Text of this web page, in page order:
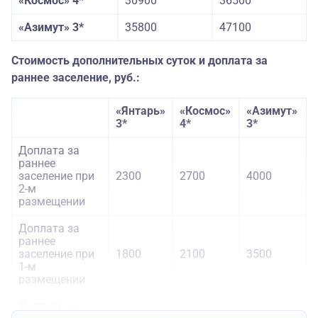
«Азимут» 3*
35800 47100
Стоимость дополнительных суток и доплата за
раннее заселение, руб.:
«Янтарь»
3*
«Космос»
4*
«Азимут»
3*
Доплата за
раннее
заселение при
2-м
размещении
2300 2700 4000
Доплата за
раннее
заселение при
1-м
размещении
1800 2100 3500